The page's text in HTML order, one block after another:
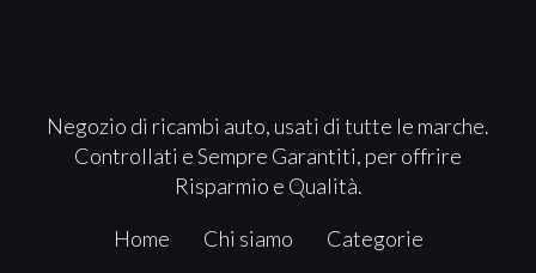
Negozio di ricambi auto, usati di tutte le marche.
Controllati e Sempre Garantiti, per offrire
Risparmio e Qualità.
Home Chi siamo
Categorie